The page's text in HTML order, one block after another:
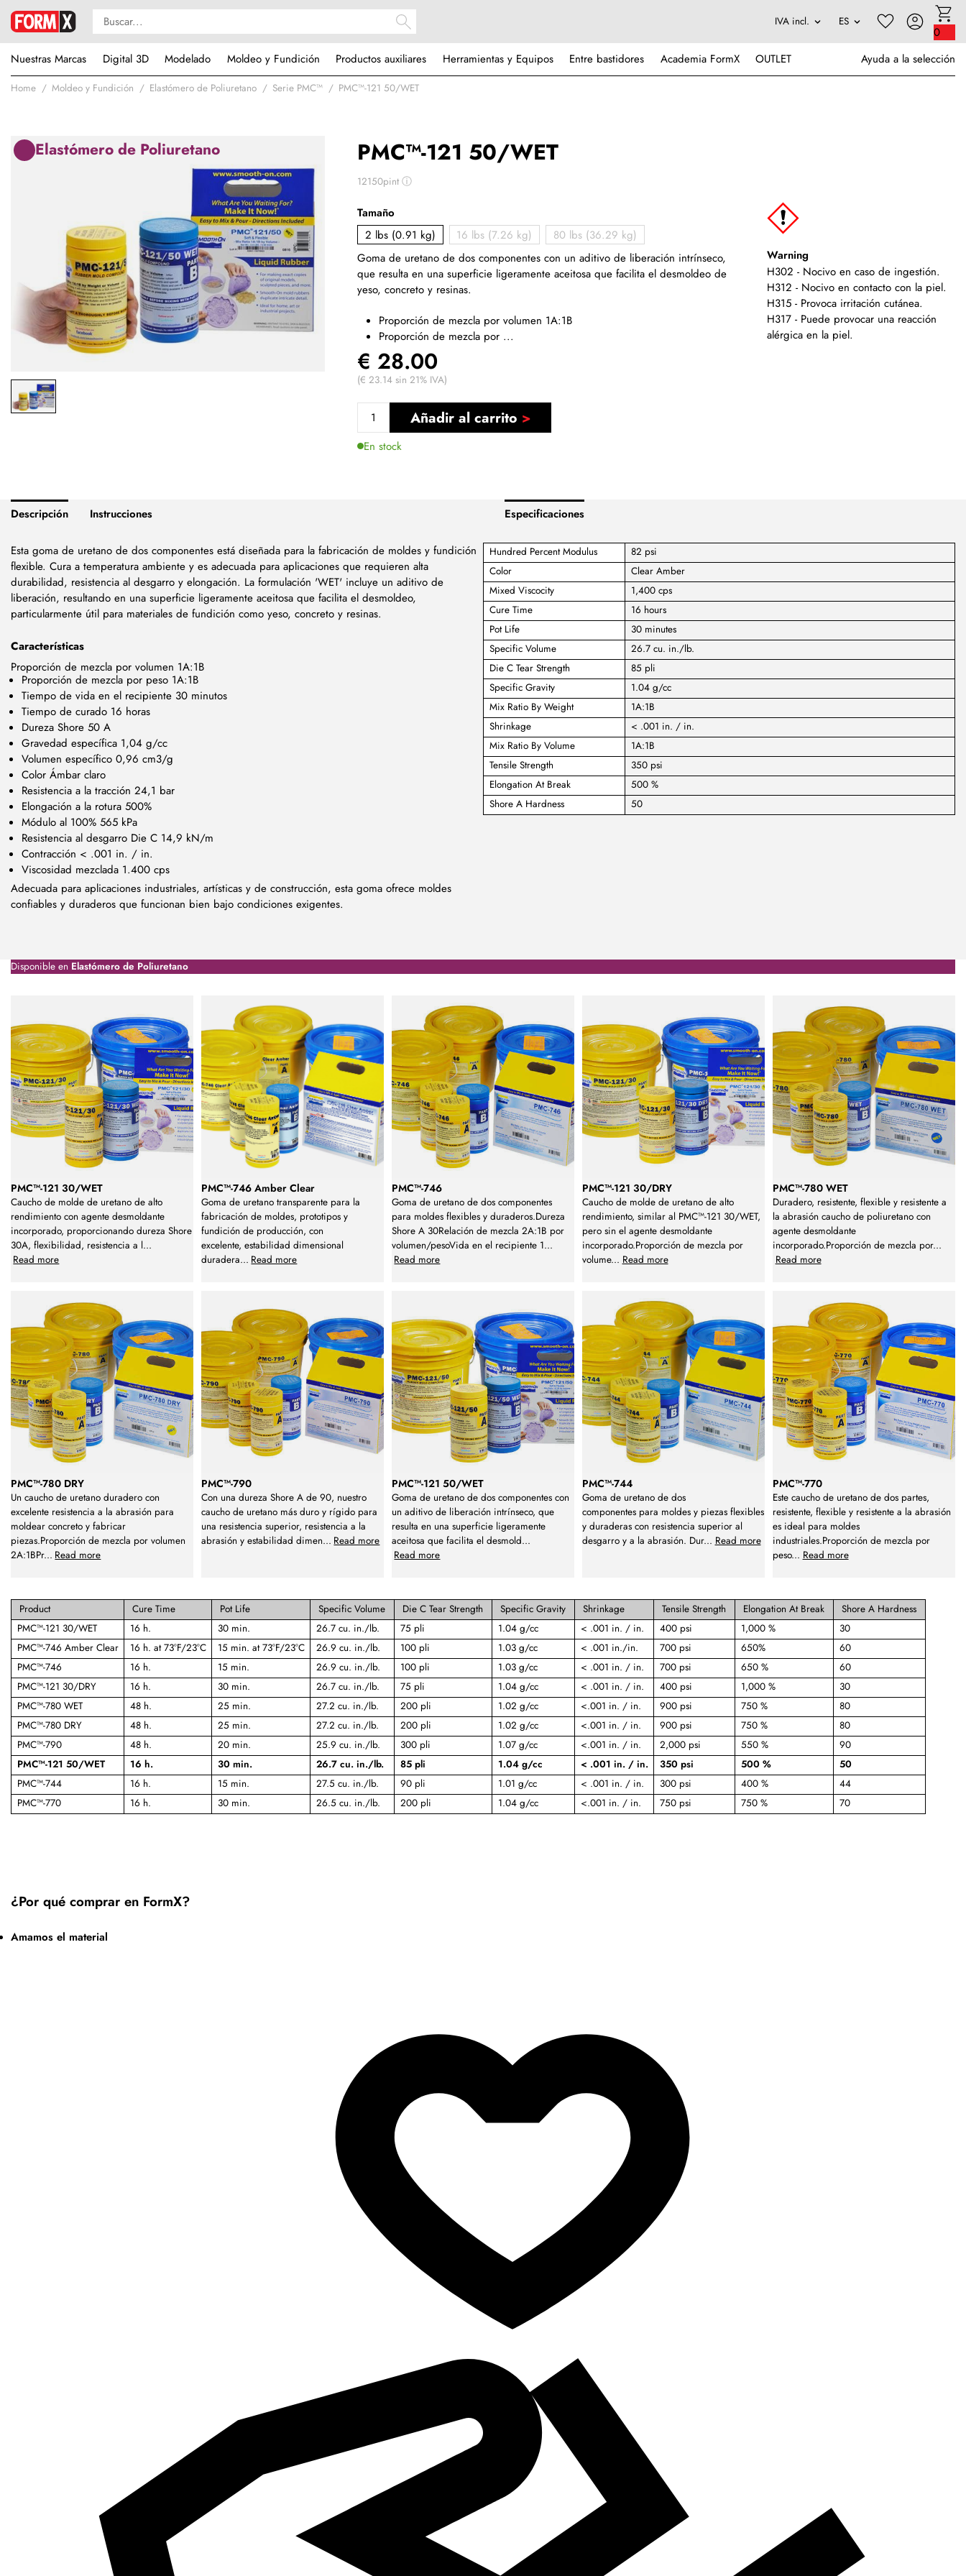
0
Nuestras Marcas
Digital 3D Modelado Moldeo y Fundición Productos auxiliares Herramientas y Equipos Entre bastidores Academia FormX OUTLET Ayuda a la selección
Home Moldeo y Fundición Elastómero de Poliuretano Serie PMC™ PMC™-121 50/WET
PMC™-121 50/WET
12150pintⓘ
Elastómero de Poliuretano
Tamaño
2 lbs (0.91 kg)
16 lbs (7.26 kg)
80 lbs (36.29 kg)
Goma de uretano de dos componentes con un aditivo de liberación intrínseco,
que resulta en una superficie ligeramente aceitosa que facilita el desmoldeo de
yeso, concreto y resinas.
Proporción de mezcla por volumen 1A:1B
Proporción de mezcla por ...
Warning
H302 - Nocivo en caso de ingestión.
H312 - Nocivo en contacto con la piel.
H315 - Provoca irritación cutánea.
H317 - Puede provocar una reacción
alérgica en la piel.
€ 28.00
(€ 23.14 sin 21% IVA)
Añadir al carrito
En stock
Descripción Instrucciones Especificaciones
Esta goma de uretano de dos componentes está diseñada para la fabricación de moldes y fundición
flexible. Cura a temperatura ambiente y es adecuada para aplicaciones que requieren alta
durabilidad, resistencia al desgarro y elongación. La formulación 'WET' incluye un aditivo de
liberación, resultando en una superficie ligeramente aceitosa que facilita el desmoldeo,
particularmente útil para materiales de fundición como yeso, concreto y resinas.
Características
Proporción de mezcla por volumen 1A:1B
Proporción de mezcla por peso 1A:1B
Tiempo de vida en el recipiente 30 minutos
Tiempo de curado 16 horas
Dureza Shore 50 A
Gravedad específica 1,04 g/cc
Volumen específico 0,96 cm3/g
Color Ámbar claro
Resistencia a la tracción 24,1 bar
Elongación a la rotura 500%
Módulo al 100% 565 kPa
Resistencia al desgarro Die C 14,9 kN/m
Contracción < .001 in. / in.
Viscosidad mezclada 1.400 cps
Adecuada para aplicaciones industriales, artísticas y de construcción, esta goma ofrece moldes
confiables y duraderos que funcionan bien bajo condiciones exigentes.
Hundred Percent Modulus
82 psi
Color
Clear Amber
Mixed Viscocity
1,400 cps
Cure Time
16 hours
Pot Life
30 minutes
Specific Volume
26.7 cu. in./lb.
Die C Tear Strength
85 pli
Specific Gravity
1.04 g/cc
Mix Ratio By Weight
1A:1B
Shrinkage
< .001 in. / in.
Mix Ratio By Volume
1A:1B
Tensile Strength
350 psi
Elongation At Break
500 %
Shore A Hardness
50
Disponible en Elastómero de Poliuretano
PMC™-121 30/WET
Caucho de molde de uretano de alto
rendimiento con agente desmoldante
incorporado, proporcionando dureza Shore
30A, flexibilidad, resistencia a l...
Read more
PMC™-746 Amber Clear
Goma de uretano transparente para la
fabricación de moldes, prototipos y
fundición de producción, con
excelente, estabilidad dimensional
duradera... Read more
PMC™-746
Goma de uretano de dos componentes
para moldes flexibles y duraderos.Dureza
Shore A 30Relación de mezcla 2A:1B por
volumen/pesoVida en el recipiente 1...
Read more
PMC™-121 30/DRY
Caucho de molde de uretano de alto
rendimiento, similar al PMC™-121 30/WET,
pero sin el agente desmoldante
incorporado.Proporción de mezcla por
volume... Read more
PMC™-780 WET
Duradero, resistente, flexible y resistente a
la abrasión caucho de poliuretano con
agente desmoldante
incorporado.Proporción de mezcla por...
Read more
PMC™-780 DRY
Un caucho de uretano duradero con
excelente resistencia a la abrasión para
moldear concreto y fabricar
piezas.Proporción de mezcla por volumen
2A:1BPr... Read more
PMC™-790
Con una dureza Shore A de 90, nuestro
caucho de uretano más duro y rígido para
una resistencia superior, resistencia a la
abrasión y estabilidad dimen... Read more
PMC™-121 50/WET
Goma de uretano de dos componentes con
un aditivo de liberación intrínseco, que
resulta en una superficie ligeramente
aceitosa que facilita el desmold...
Read more
PMC™-744
Goma de uretano de dos
componentes para moldes y piezas flexibles
y duraderas con resistencia superior al
desgarro y a la abrasión. Dur... Read more
PMC™-770
Este caucho de uretano de dos partes,
resistente, flexible y resistente a la abrasión
es ideal para moldes
industriales.Proporción de mezcla por
peso... Read more
Product Cure Time Pot Life Specific Volume Die C Tear Strength Specific Gravity Shrinkage Tensile Strength Elongation At Break
Shore A Hardness
PMC™-121 30/WET
16 h. 30 min. 26.7 cu. in./lb. 75 pli 1.04 g/cc < .001 in. / in. 400 psi 1,000 %
30
PMC™-746 Amber Clear
16 h. at 73°F/23°C 15 min. at 73°F/23°C 26.9 cu. in./lb. 100 pli 1.03 g/cc < .001 in./in. 700 psi 650%
60
PMC™-746
16 h. 15 min. 26.9 cu. in./lb. 100 pli 1.03 g/cc < .001 in. / in. 700 psi 650 %
60
PMC™-121 30/DRY
16 h. 30 min. 26.7 cu. in./lb. 75 pli 1.04 g/cc < .001 in. / in. 400 psi 1,000 %
30
PMC™-780 WET
48 h. 25 min. 27.2 cu. in./lb. 200 pli 1.02 g/cc <.001 in. / in. 900 psi 750 %
80
PMC™-780 DRY
48 h. 25 min. 27.2 cu. in./lb. 200 pli 1.02 g/cc <.001 in. / in. 900 psi 750 %
80
PMC™-790
48 h. 20 min. 25.9 cu. in./lb. 300 pli 1.07 g/cc <.001 in. / in. 2,000 psi 550 %
90
PMC™-121 50/WET
16 h. 30 min. 26.7 cu. in./lb. 85 pli 1.04 g/cc < .001 in. / in. 350 psi 500 %
50
PMC™-744
16 h. 15 min. 27.5 cu. in./lb. 90 pli 1.01 g/cc < .001 in. / in. 300 psi 400 %
44
PMC™-770
16 h. 30 min. 26.5 cu. in./lb. 200 pli 1.04 g/cc <.001 in. / in. 750 psi 750 % 70
¿Por qué comprar en FormX?
Amamos el material